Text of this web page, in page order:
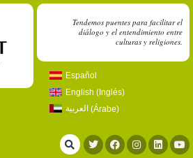
Tendemos puentes para facilitar el
diálogo y el entendimiento entre
culturas y religiones.
Español
English (Inglés)
العربية (Árabe)